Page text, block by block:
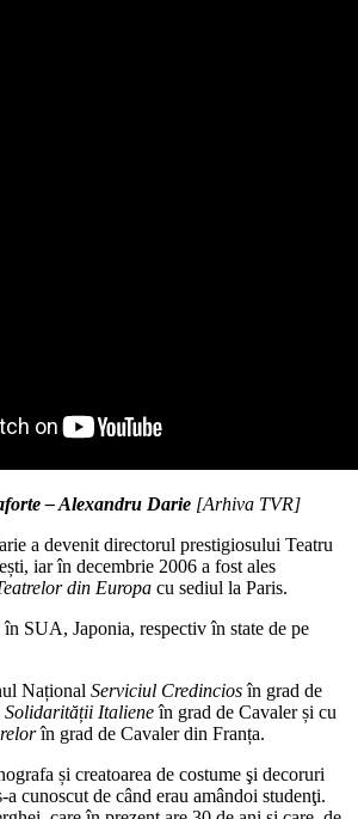
– Alexandru Darie[Arhiva TVR]
a devenit directorul prestigiosului Teatru
iar în decembrie 2006 a fost ales
din Europa cu sediul la Paris.
SUA, Japonia, respectiv în state de pe
Național Serviciul Credinciosîn grad de
Solidarității Italieneîn grad de Cavaler și cu
în grad de Cavaler din Franța.
și creatoarea de costume şi decoruri
cunoscut de când erau amândoi studenţi.